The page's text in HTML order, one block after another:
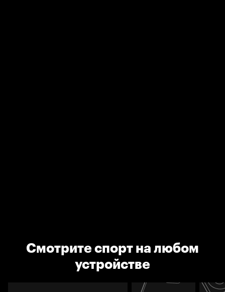
Смотрите спорт на любом
устройстве